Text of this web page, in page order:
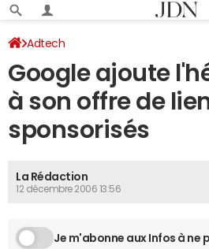
Adtech
Google ajoute
à son offre de
sponsorisés
La Rédaction
12 décembre 2006 13:56
Je m'abonne aux Infos à ne